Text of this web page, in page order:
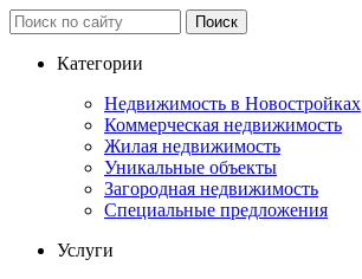
Категории
Недвижимость в Новостройках
Коммерческая недвижимость
Жилая недвижимость
Уникальные объекты
Загородная недвижимость
Специальные предложения
Услуги